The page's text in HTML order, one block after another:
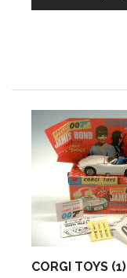
CORGI TOYS (1)